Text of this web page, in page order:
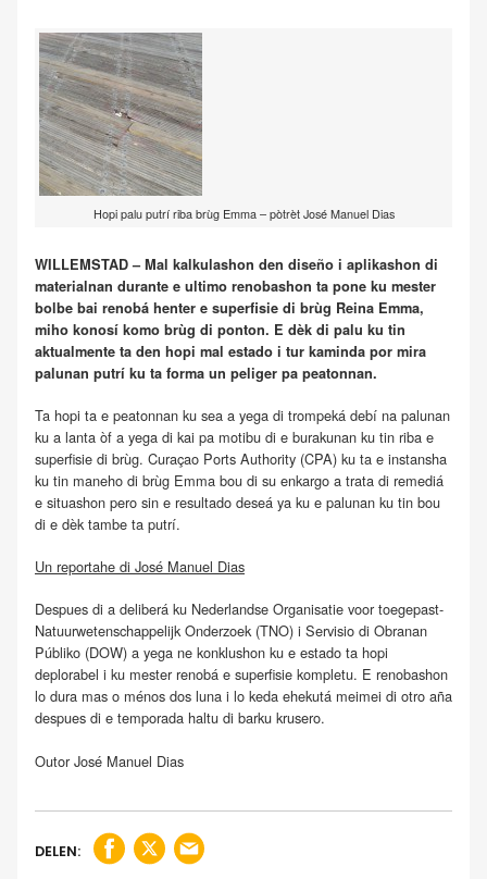
Hopi palu putrí riba brùg Emma – pòtrèt José Manuel Dias
WILLEMSTAD – Mal kalkulashon den diseño i aplikashon di
materialnan durante e ultimo renobashon ta pone ku mester
bolbe bai renobá henter e superfisie di brùg Reina Emma,
miho konosí komo brùg di ponton. E dèk di palu ku tin
aktualmente ta den hopi mal estado i tur kaminda por mira
palunan putrí ku ta forma un peliger pa peatonnan.
Ta hopi ta e peatonnan ku sea a yega di trompeká debí na palunan
ku a lanta òf a yega di kai pa motibu di e burakunan ku tin riba e
superfisie di brùg. Curaçao Ports Authority (CPA) ku ta e instansha
ku tin maneho di brùg Emma bou di su enkargo a trata di remediá
e situashon pero sin e resultado deseá ya ku e palunan ku tin bou
di e dèk tambe ta putrí.
Un reportahe di José Manuel Dias
Despues di a deliberá ku Nederlandse Organisatie voor toegepast-
Natuurwetenschappelijk Onderzoek (TNO) i Servisio di Obranan
Públiko (DOW) a yega ne konklushon ku e estado ta hopi
deplorabel i ku mester renobá e superfisie kompletu. E renobashon
lo dura mas o ménos dos luna i lo keda ehekutá meimei di otro aña
despues di e temporada haltu di barku krusero.
Outor José Manuel Dias
DELEN: